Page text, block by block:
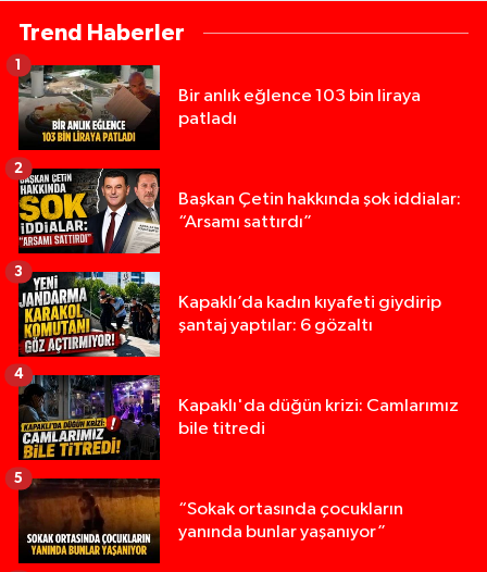
Trend Haberler
Bir anlık eğlence 103 bin liraya
patladı
1
Başkan Çetin hakkında şok iddialar:
“Arsamı sattırdı”
2
Kapaklı’da kadın kıyafeti giydirip
şantaj yaptılar: 6 gözaltı
3
Kapaklı'da düğün krizi: Camlarımız
bile titredi
4
“Sokak ortasında çocukların
yanında bunlar yaşanıyor”
5